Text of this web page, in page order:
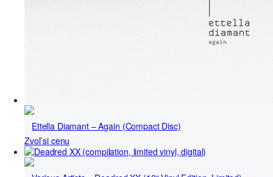
Ettella Diamant – Again (Compact Disc)
Zvoľ si cenu